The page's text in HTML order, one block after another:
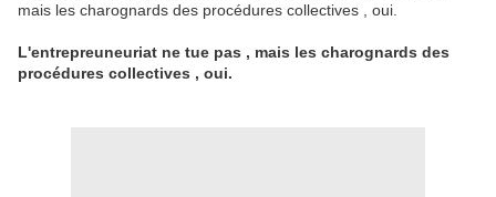
mais les charognards des procédures collectives , oui.
L'entrepreuneuriat ne tue pas , mais les charognards des
procédures collectives , oui.